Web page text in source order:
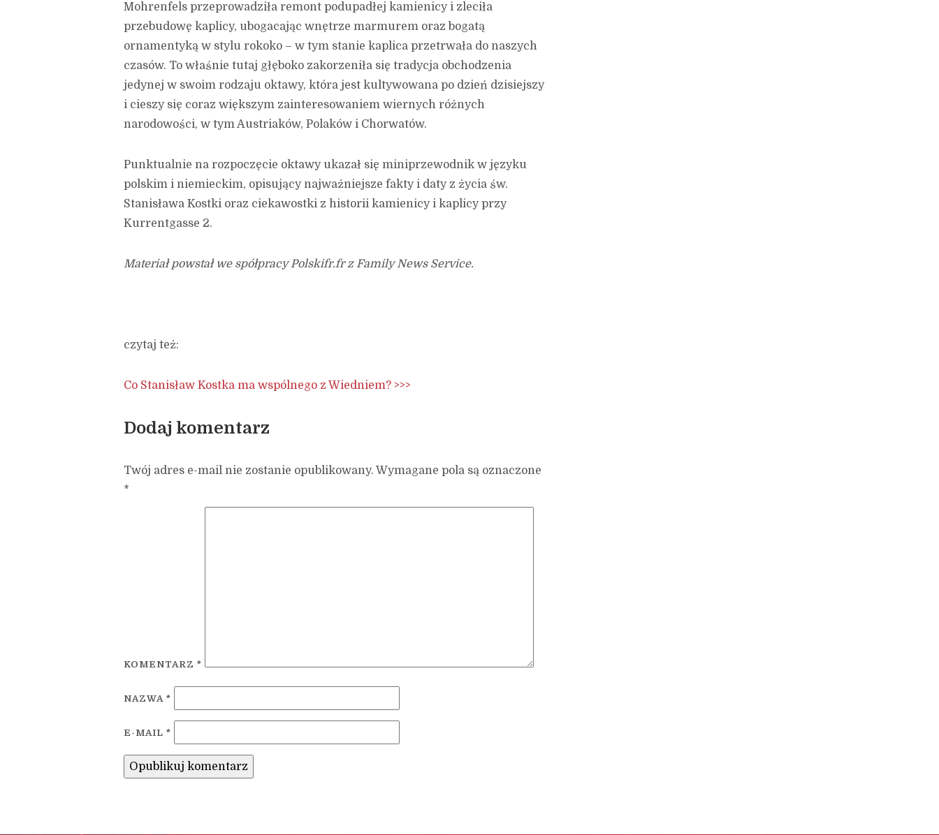
Mohrenfels przeprowadziła remont podupadłej kamienicy i zleciła
przebudowę kaplicy, ubogacając wnętrze marmurem oraz bogatą
ornamentyką w stylu rokoko – w tym stanie kaplica przetrwała do naszych
czasów. To właśnie tutaj głęboko zakorzeniła się tradycja obchodzenia
jedynej w swoim rodzaju oktawy, która jest kultywowana po dzień dzisiejszy
i cieszy się coraz większym zainteresowaniem wiernych różnych
narodowości, w tym Austriaków, Polaków i Chorwatów.
Punktualnie na rozpoczęcie oktawy ukazał się miniprzewodnik w języku
polskim i niemieckim, opisujący najważniejsze fakty i daty z życia św.
Stanisława Kostki oraz ciekawostki z historii kamienicy i kaplicy przy
Kurrentgasse 2.
Materiał powstał we spółpracy Polskifr.fr z Family News Service.
czytaj też:
Co Stanisław Kostka ma wspólnego z Wiedniem? >>>
Dodaj komentarz
Twój adres e-mail nie zostanie opublikowany. Wymagane pola są oznaczone
*
KOMENTARZ*
NAZWA*
E-MAIL*